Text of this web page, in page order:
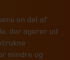
en del af
der agerer ud
mindre og